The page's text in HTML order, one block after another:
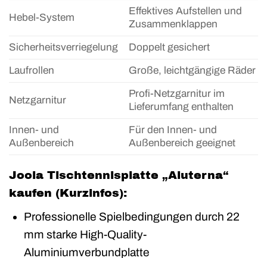
Hebel-System
Effektives Aufstellen und
Zusammenklappen
Sicherheitsverriegelung Doppelt gesichert
Laufrollen Große, leichtgängige Räder
Netzgarnitur
Profi-Netzgarnitur im
Lieferumfang enthalten
Innen- und
Außenbereich
Für den Innen- und
Außenbereich geeignet
Joola Tischtennisplatte „Aluterna“
kaufen (Kurzinfos):
Professionelle Spielbedingungen durch 22
mm starke High-Quality-
Aluminiumverbundplatte